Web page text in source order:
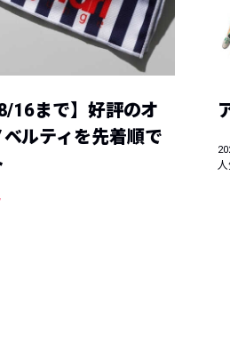
16まで】好評のオ
ルティを先着順で